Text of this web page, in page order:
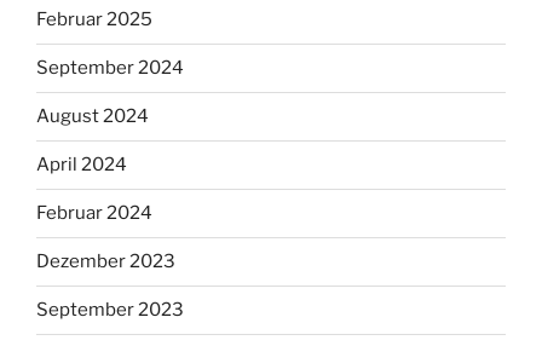
Februar 2025
September 2024
August 2024
April 2024
Februar 2024
Dezember 2023
September 2023